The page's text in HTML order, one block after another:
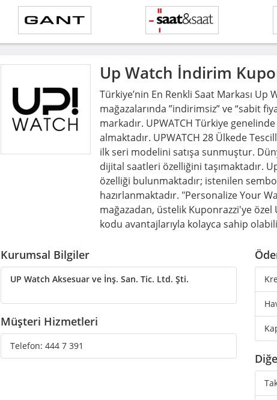
Up Watch İndirim
Türkiye’nin En Renkli Saat Markası
mağazalarında ”indirimsiz” ve “sabit
markadır. UPWATCH Türkiye
almaktadır. UPWATCH 28 Ülkede
ilk seri modelini satışa sunmuştur.
dijital saatleri özelliğini taşımaktadır.
özelliği bulunmaktadır; istenilen
hazırlanmaktadır. "Personalize Your
mağazadan, üstelik Kuponrazzi'ye
kodu avantajlarıyla kolayca sahip
Kurumsal Bilgiler
UP Watch Aksesuar ve İnş. San. Tic. Ltd. Şti.
Müşteri Hizmetleri
Telefon: 444 7 391